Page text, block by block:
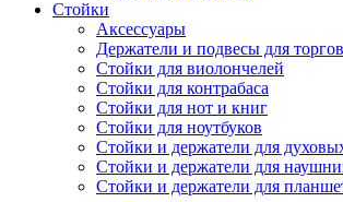
Стойки
Аксессуары
Держатели и подвесы для
Стойки для виолончелей
Стойки для контрабаса
Стойки для нот и книг
Стойки для ноутбуков
Стойки и держатели для
Стойки и держатели для
Стойки и держатели для